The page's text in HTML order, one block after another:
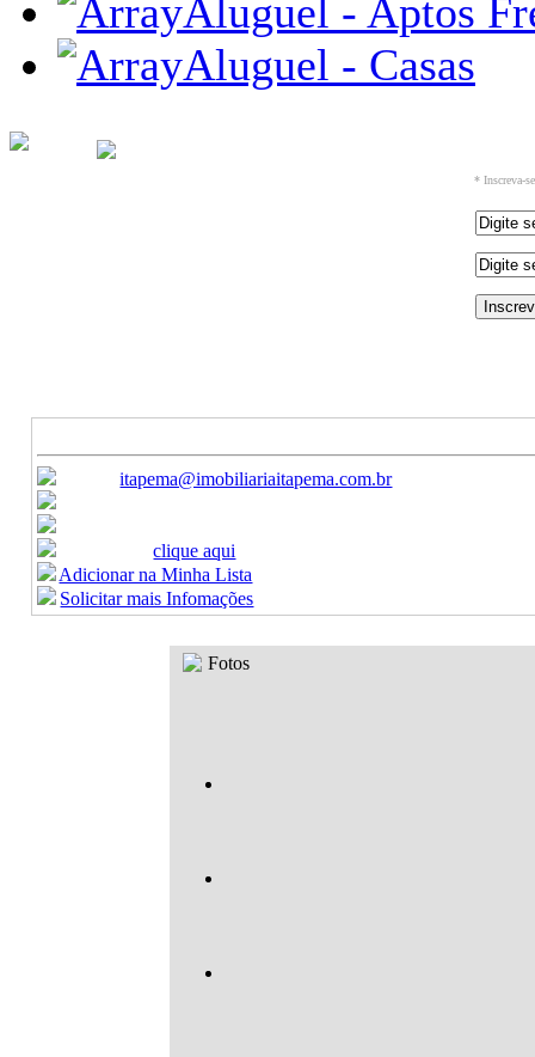
Aluguel - Aptos
Aluguel - Casas
* Inscreva-
E-mail:itapema@imobiliariaitapema.com.br
Ligue:
Celular:
Formulario:clique aqui
Adicionar na Minha Lista
Solicitar mais Infomações
Fotos